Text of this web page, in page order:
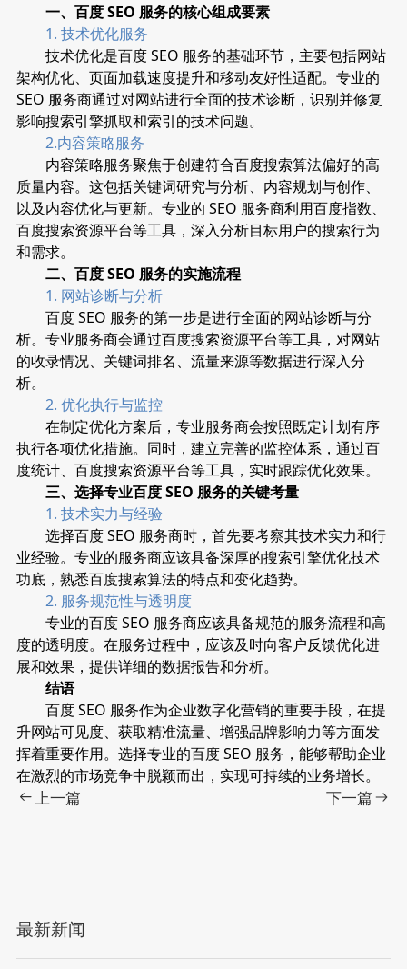
一、百度 SEO 服务的核心组成要素
1. 技术优化服务
技术优化是百度 SEO 服务的基础环节，主要包括网站
架构优化、页面加载速度提升和移动友好性适配。专业的
SEO 服务商通过对网站进行全面的技术诊断，识别并修复
影响搜索引擎抓取和索引的技术问题。
2.内容策略服务
内容策略服务聚焦于创建符合百度搜索算法偏好的高
质量内容。这包括关键词研究与分析、内容规划与创作、
以及内容优化与更新。专业的 SEO 服务商利用百度指数、
百度搜索资源平台等工具，深入分析目标用户的搜索行为
和需求。
二、百度 SEO 服务的实施流程
1. 网站诊断与分析
百度 SEO 服务的第一步是进行全面的网站诊断与分
析。专业服务商会通过百度搜索资源平台等工具，对网站
的收录情况、关键词排名、流量来源等数据进行深入分
析。
2. 优化执行与监控
在制定优化方案后，专业服务商会按照既定计划有序
执行各项优化措施。同时，建立完善的监控体系，通过百
度统计、百度搜索资源平台等工具，实时跟踪优化效果。
三、选择专业百度 SEO 服务的关键考量
1. 技术实力与经验
选择百度 SEO 服务商时，首先要考察其技术实力和行
业经验。专业的服务商应该具备深厚的搜索引擎优化技术
功底，熟悉百度搜索算法的特点和变化趋势。
2. 服务规范性与透明度
专业的百度 SEO 服务商应该具备规范的服务流程和高
度的透明度。在服务过程中，应该及时向客户反馈优化进
展和效果，提供详细的数据报告和分析。
结语
百度 SEO 服务作为企业数字化营销的重要手段，在提
升网站可见度、获取精准流量、增强品牌影响力等方面发
挥着重要作用。选择专业的百度 SEO 服务，能够帮助企业
在激烈的市场竞争中脱颖而出，实现可持续的业务增长。
上一篇 下一篇
最新新闻